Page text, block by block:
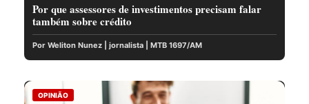
Por que assessores de investimentos precisam falar
também sobre crédito
Por Weliton Nunez | jornalista | MTB 1697/AM
OPINIÃO